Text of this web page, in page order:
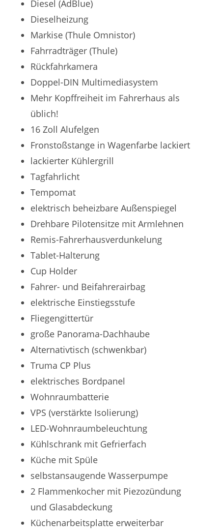
Diesel (AdBlue)
Dieselheizung
Markise (Thule Omnistor)
Fahrradträger (Thule)
Rückfahrkamera
Doppel-DIN Multimediasystem
Mehr Kopffreiheit im Fahrerhaus als
üblich!
16 Zoll Alufelgen
Fronstoßstange in Wagenfarbe lackiert
lackierter Kühlergrill
Tagfahrlicht
Tempomat
elektrisch beheizbare Außenspiegel
Drehbare Pilotensitze mit Armlehnen
Remis-Fahrerhausverdunkelung
Tablet-Halterung
Cup Holder
Fahrer- und Beifahrerairbag
elektrische Einstiegsstufe
Fliegengittertür
große Panorama-Dachhaube
Alternativtisch (schwenkbar)
Truma CP Plus
elektrisches Bordpanel
Wohnraumbatterie
VPS (verstärkte Isolierung)
LED-Wohnraumbeleuchtung
Kühlschrank mit Gefrierfach
Küche mit Spüle
selbstansaugende Wasserpumpe
2 Flammenkocher mit Piezozündung
und Glasabdeckung
Küchenarbeitsplatte erweiterbar